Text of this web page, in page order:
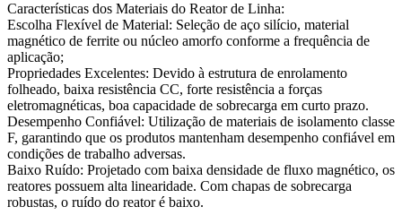
Características dos Materiais do Reator de Linha:
Escolha Flexível de Material: Seleção de aço silício, material
magnético de ferrite ou núcleo amorfo conforme a frequência de
aplicação;
Propriedades Excelentes: Devido à estrutura de enrolamento
folheado, baixa resistência CC, forte resistência a forças
eletromagnéticas, boa capacidade de sobrecarga em curto prazo.
Desempenho Confiável: Utilização de materiais de isolamento classe
F, garantindo que os produtos mantenham desempenho confiável em
condições de trabalho adversas.
Baixo Ruído: Projetado com baixa densidade de fluxo magnético, os
reatores possuem alta linearidade. Com chapas de sobrecarga
robustas, o ruído do reator é baixo.